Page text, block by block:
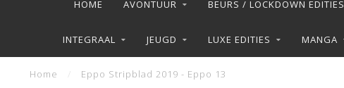
HOME AVONTUUR BEURS / LOCKDOWN EDITIES
INTEGRAAL JEUGD LUXE EDITIES MANGA
Home Eppo Stripblad 2019 - Eppo 13